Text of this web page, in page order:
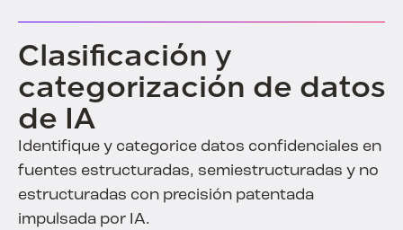
Clasificación y
categorización de datos
de IA
Identifique y categorice datos confidenciales en
fuentes estructuradas, semiestructuradas y no
estructuradas con precisión patentada
impulsada por IA.